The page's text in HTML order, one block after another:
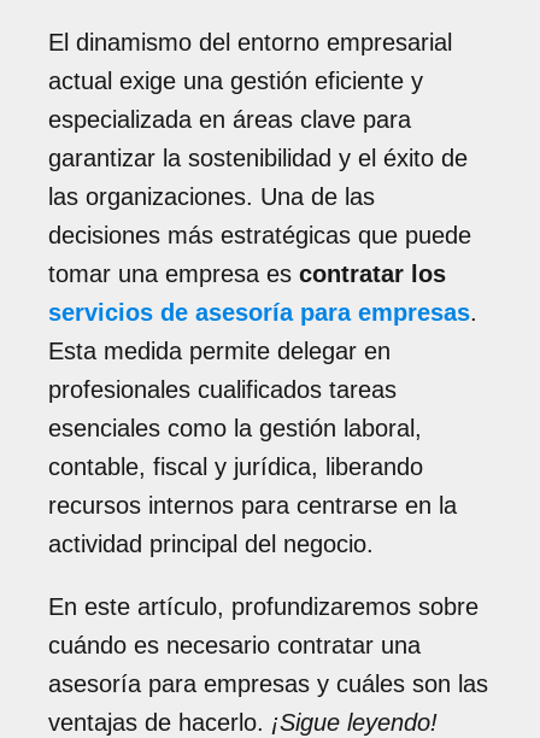
El dinamismo del entorno empresarial
actual exige una gestión eficiente y
especializada en áreas clave para
garantizar la sostenibilidad y el éxito de
las organizaciones. Una de las
decisiones más estratégicas que puede
tomar una empresa es contratar los
servicios de asesoría para empresas.
Esta medida permite delegar en
profesionales cualificados tareas
esenciales como la gestión laboral,
contable, fiscal y jurídica, liberando
recursos internos para centrarse en la
actividad principal del negocio.
En este artículo, profundizaremos sobre
cuándo es necesario contratar una
asesoría para empresas y cuáles son las
ventajas de hacerlo. ¡Sigue leyendo!